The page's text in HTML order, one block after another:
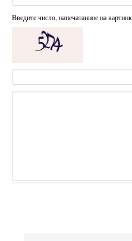
Введите число, напечатанное на